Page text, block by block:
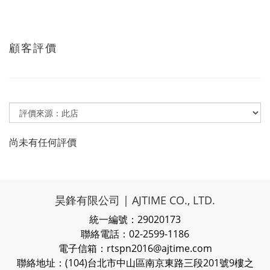
顧客評價
尚未有任何評價
昊鋒有限公司 | AJTIME CO., LTD.
統一編號：29020173
聯絡電話：02-2599-1186
電子信箱：rtspn2016@ajtime.com
聯絡地址：(104)台北市中山區南京東路三段201號9樓之